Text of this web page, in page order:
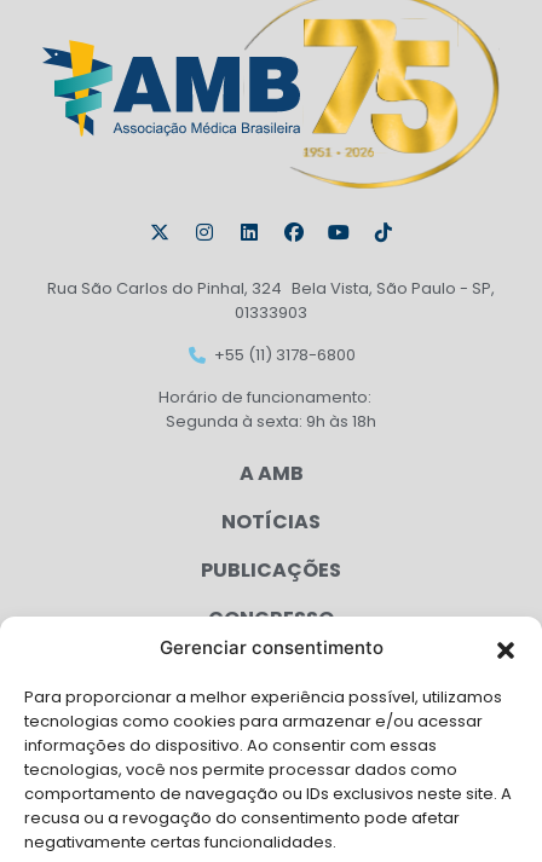
Gerenciar consentimento
Para proporcionar a melhor experiência possível, utilizamos
tecnologias como cookies para armazenar e/ou acessar
informações do dispositivo. Ao consentir com essas
tecnologias, você nos permite processar dados como
comportamento de navegação ou IDs exclusivos neste site. A
recusa ou a revogação do consentimento pode afetar
negativamente certas funcionalidades.
Rua São Carlos do Pinhal, 324 Bela Vista, São Paulo - SP,
01333903
+55 (11) 3178-6800
Horário de funcionamento:
Segunda à sexta: 9h às 18h
A AMB
NOTÍCIAS
PUBLICAÇÕES
CONGRESSO
CAMPANHAS
SERVIÇOS
FILIADAS